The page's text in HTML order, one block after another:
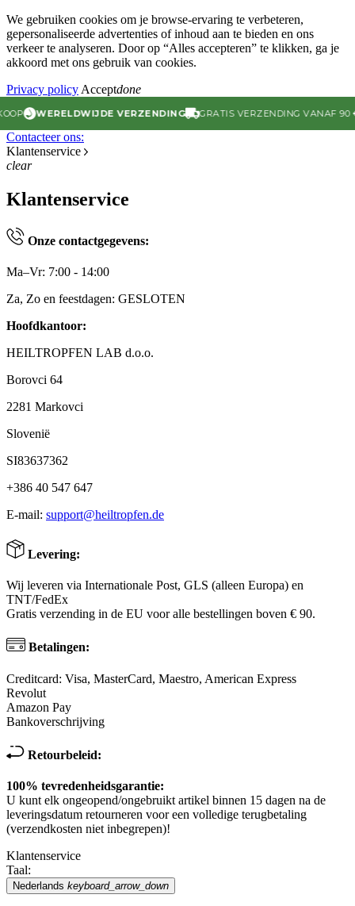
We gebruiken cookies om je browse-ervaring te verbeteren,
gepersonaliseerde advertenties of inhoud aan te bieden en ons
verkeer te analyseren. Door op “Alles accepteren” te klikken, ga je
akkoord met ons gebruik van cookies.
Privacy policy Acceptdone
WERELDWIJDE VERZENDING GRATIS VERZENDING VANAF 90 € (EU)
Contacteer ons:
Klantenservice
clear
Klantenservice
Onze contactgegevens:
Ma–Vr: 7:00 - 14:00
Za, Zo en feestdagen: GESLOTEN
Hoofdkantoor:
HEILTROPFEN LAB d.o.o.
Borovci 64
2281 Markovci
Slovenië
SI83637362
+386 40 547 647
E-mail: support@heiltropfen.de
Levering:
Wij leveren via Internationale Post, GLS (alleen Europa) en
TNT/FedEx
Gratis verzending in de EU voor alle bestellingen boven € 90.
Betalingen:
Creditcard: Visa, MasterCard, Maestro, American Express
Revolut
Amazon Pay
Bankoverschrijving
Retourbeleid:
100% tevredenheidsgarantie:
U kunt elk ongeopend/ongebruikt artikel binnen 15 dagen na de
leveringsdatum retourneren voor een volledige terugbetaling
(verzendkosten niet inbegrepen)!
Klantenservice
Taal:
Nederlands keyboard_arrow_down